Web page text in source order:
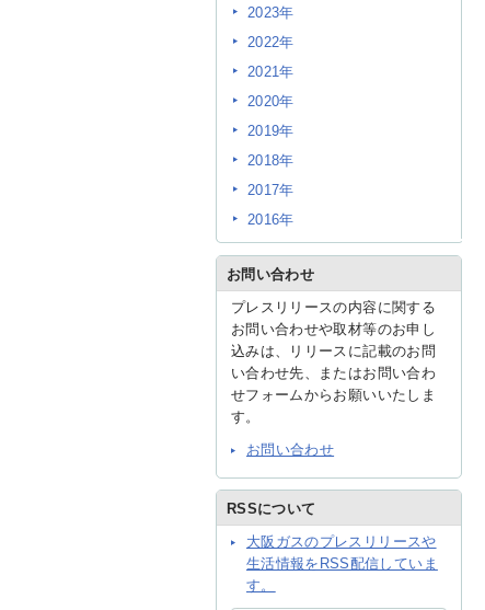
2023年
2022年
2021年
2020年
2019年
2018年
2017年
2016年
お問い合わせ
プレスリリースの内容に関する
お問い合わせや取材等のお申し
込みは、リリースに記載のお問
い合わせ先、またはお問い合わ
せフォームからお願いいたしま
す。
お問い合わせ
RSSについて
大阪ガスのプレスリリースや
生活情報をRSS配信していま
す。